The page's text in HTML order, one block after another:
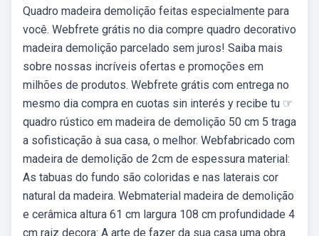
Quadro madeira demolição feitas especialmente para
você. Webfrete grátis no dia compre quadro decorativo
madeira demolição parcelado sem juros! Saiba mais
sobre nossas incríveis ofertas e promoções em
milhões de produtos. Webfrete grátis com entrega no
mesmo dia compra en cuotas sin interés y recibe tu ☞
quadro rústico em madeira de demolição 50 cm 5 traga
a sofisticação à sua casa, o melhor. Webfabricado com
madeira de demolição de 2cm de espessura material:
As tabuas do fundo são coloridas e nas laterais cor
natural da madeira. Webmaterial madeira de demolição
e cerâmica altura 61 cm largura 108 cm profundidade 4
cm raiz decora: A arte de fazer da sua casa uma obra